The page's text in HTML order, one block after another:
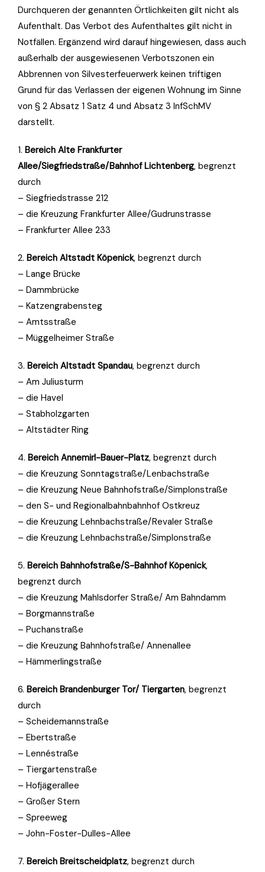
Durchqueren der genannten Örtlichkeiten gilt nicht als
Aufenthalt. Das Verbot des Aufenthaltes gilt nicht in
Notfällen. Ergänzend wird darauf hingewiesen, dass auch
außerhalb der ausgewiesenen Verbotszonen ein
Abbrennen von Silvesterfeuerwerk keinen triftigen
Grund für das Verlassen der eigenen Wohnung im Sinne
von § 2 Absatz 1 Satz 4 und Absatz 3 InfSchMV
darstellt.
1. Bereich Alte Frankfurter
Allee/Siegfriedstraße/Bahnhof Lichtenberg, begrenzt
durch
– Siegfriedstrasse 212
– die Kreuzung Frankfurter Allee/Gudrunstrasse
– Frankfurter Allee 233
2. Bereich Altstadt Köpenick, begrenzt durch
– Lange Brücke
– Dammbrücke
– Katzengrabensteg
– Amtsstraße
– Müggelheimer Straße
3. Bereich Altstadt Spandau, begrenzt durch
– Am Juliusturm
– die Havel
– Stabholzgarten
– Altstädter Ring
4. Bereich Annemirl-Bauer-Platz, begrenzt durch
– die Kreuzung Sonntagstraße/Lenbachstraße
– die Kreuzung Neue Bahnhofstraße/Simplonstraße
– den S- und Regionalbahnbahnhof Ostkreuz
– die Kreuzung Lehnbachstraße/Revaler Straße
– die Kreuzung Lehnbachstraße/Simplonstraße
5. Bereich Bahnhofstraße/S-Bahnhof Köpenick,
begrenzt durch
– die Kreuzung Mahlsdorfer Straße/ Am Bahndamm
– Borgmannstraße
– Puchanstraße
– die Kreuzung Bahnhofstraße/ Annenallee
– Hämmerlingstraße
6. Bereich Brandenburger Tor/ Tiergarten, begrenzt
durch
– Scheidemannstraße
– Ebertstraße
– Lennéstraße
– Tiergartenstraße
– Hofjägerallee
– Großer Stern
– Spreeweg
– John-Foster-Dulles-Allee
7. Bereich Breitscheidplatz, begrenzt durch